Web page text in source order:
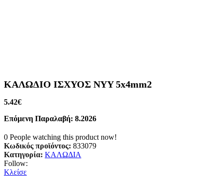
ΚΑΛΩΔΙΟ ΙΣΧΥΟΣ NYY 5x4mm2
5.42€
Επόμενη Παραλαβή: 8.2026
0 People watching this product now!
Κωδικός προϊόντος: 833079
Κατηγορία: ΚΑΛΩΔΙΑ
Follow:
Κλείσε